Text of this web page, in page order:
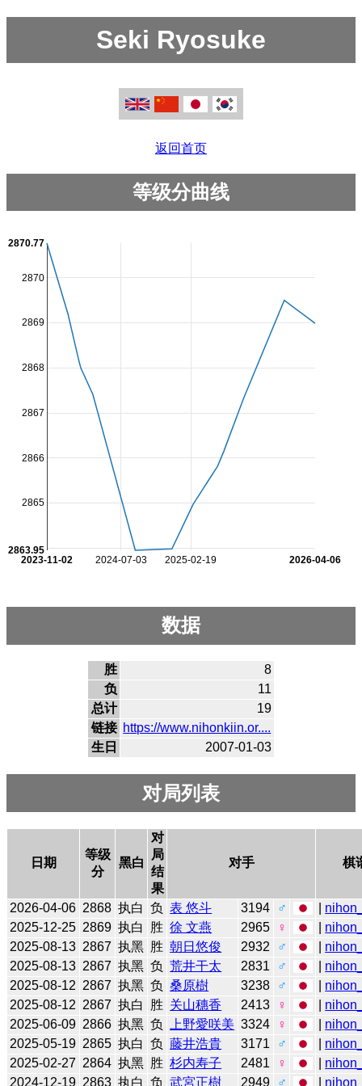
Seki Ryosuke
返回首页
等级分曲线
2024-07-03 2025-02-19
2023-11-02 2026-04-06
2865
2866
2867
2868
2869
2870
2863.95
2870.77
数据
胜
8
负
11
总计
19
链接 https://www.nihonkiin.or....
生日
2007-01-03
对局列表
日期
等级
分
黑白
对
局
结
果
对手 棋
2026-04-06 2868 执白 负 表 悠斗 3194 ♂
2025-12-25 2869 执白 胜 徐 文燕 2965 ♀
2025-08-13 2867 执黑 胜 朝日悠俊 2932 ♂
2025-08-13 2867 执黑 负 荒井干太 2831 ♂
2025-08-12 2867 执黑 负 桑原樹 3238 ♂
2025-08-12 2867 执白 胜 关山穗香 2413 ♀
2025-06-09 2866 执黑 负 上野愛咲美 3324 ♀
2025-05-19 2865 执白 负 藤井浩貴 3171 ♂
2025-02-27 2864 执黑 胜 杉内寿子 2481 ♀
2024-12-19 2863 执白 负 武宮正樹 2949 ♂